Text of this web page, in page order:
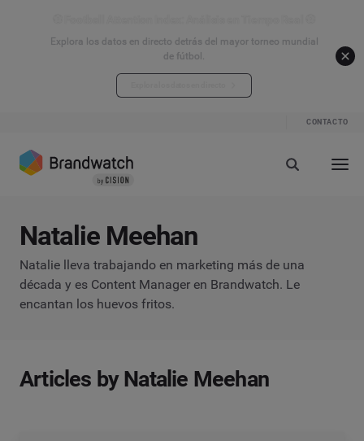
Explora los datos en directo detrás del mayor torneo mundial
de fútbol.
CONTACTO
Natalie Meehan
Natalie lleva trabajando en marketing más de una
década y es Content Manager en Brandwatch. Le
encantan los huevos fritos.
Articles by Natalie Meehan